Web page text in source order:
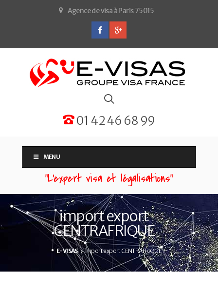
Agence de visa à Paris 75015
01 42 46 68 99
MENU
“L'expert visa et légalisations”
import export
CENTRAFRIQUE
E-VISAS import export CENTRAFRIQUE